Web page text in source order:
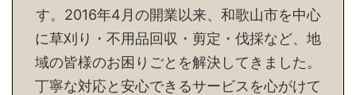
す。2016年4月の開業以来、和歌山市を中心
に草刈り・不用品回収・剪定・伐採など、地
域の皆様のお困りごとを解決してきました。
丁寧な対応と安心できるサービスを心がけて